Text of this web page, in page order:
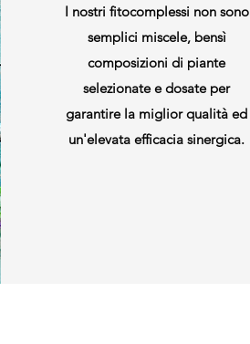
I nostri fitocomplessi non sono
semplici miscele, bensì
composizioni di piante
selezionate e dosate per
garantire la miglior qualità ed
un'elevata efficacia sinergica.